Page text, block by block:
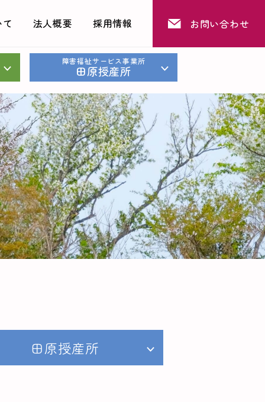
お問い合わせ
法人概要 採用情報
障害福祉サービス事業所
田原授産所
田原授産所